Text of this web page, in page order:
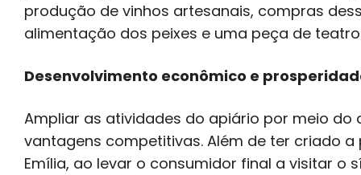
produção de vinhos artesanais, compras
alimentação dos peixes e uma peça de
Desenvolvimento econômico e
Ampliar as atividades do apiário por meio
vantagens competitivas. Além de ter criado
Emília, ao levar o consumidor final a visitar o